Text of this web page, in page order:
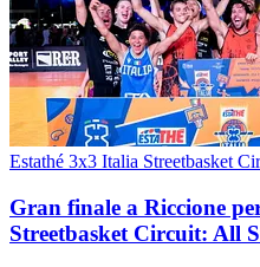
Estathé 3x3 Italia Streetbasket
Gran finale a Riccione
Streetbasket Circuit: All